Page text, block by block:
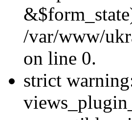
/var/www/
on line 0.
strict